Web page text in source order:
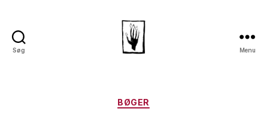
Søg Menu
Kategorier
BØGER